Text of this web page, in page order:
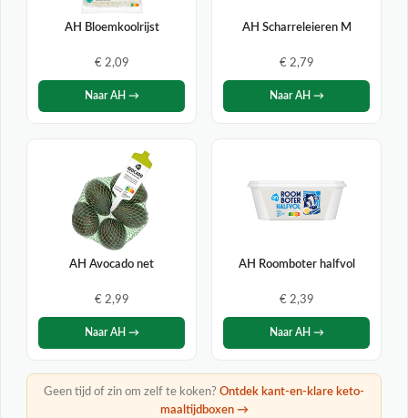
AH Bloemkoolrijst
€ 2,09
Naar AH →
AH Scharreleieren M
€ 2,79
Naar AH →
AH Avocado net
€ 2,99
Naar AH →
AH Roomboter halfvol
€ 2,39
Naar AH →
Geen tijd of zin om zelf te koken? Ontdek kant-en-klare keto-
maaltijdboxen →